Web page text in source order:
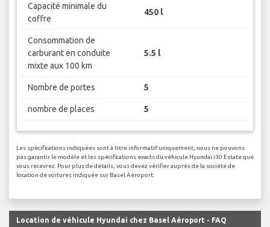
Capacité minimale du
coffre
450 l
Consommation de
carburant en conduite
mixte aux 100 km
5.5 l
Nombre de portes 5
nombre de places 5
Les spécifications indiquées sont à titre informatif uniquement, nous ne pouvons
pas garantir le modèle et les spécifications exacts du véhicule Hyundai i30 Estate que
vous recevrez. Pour plus de détails, vous devez vérifier auprès de la société de
location de voitures indiquée sur Basel Aéroport.
Location de véhicule Hyundai chez Basel Aéroport - FAQ